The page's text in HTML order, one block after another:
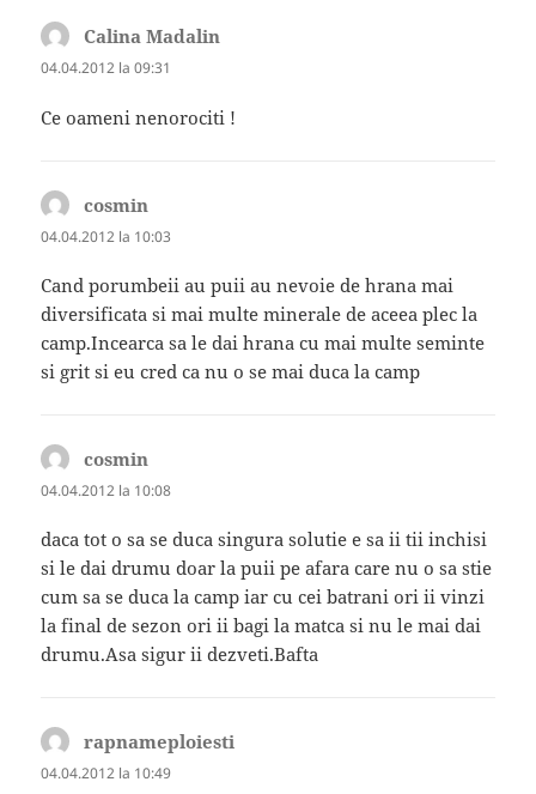
Calina Madalin
04.04.2012 la 09:31
Ce oameni nenorociti !
cosmin
04.04.2012 la 10:03
Cand porumbeii au puii au nevoie de hrana mai
diversificata si mai multe minerale de aceea plec la
camp.Incearca sa le dai hrana cu mai multe seminte
si grit si eu cred ca nu o se mai duca la camp
cosmin
04.04.2012 la 10:08
daca tot o sa se duca singura solutie e sa ii tii inchisi
si le dai drumu doar la puii pe afara care nu o sa stie
cum sa se duca la camp iar cu cei batrani ori ii vinzi
la final de sezon ori ii bagi la matca si nu le mai dai
drumu.Asa sigur ii dezveti.Bafta
rapnameploiesti
04.04.2012 la 10:49